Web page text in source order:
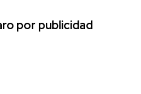
por publicidad